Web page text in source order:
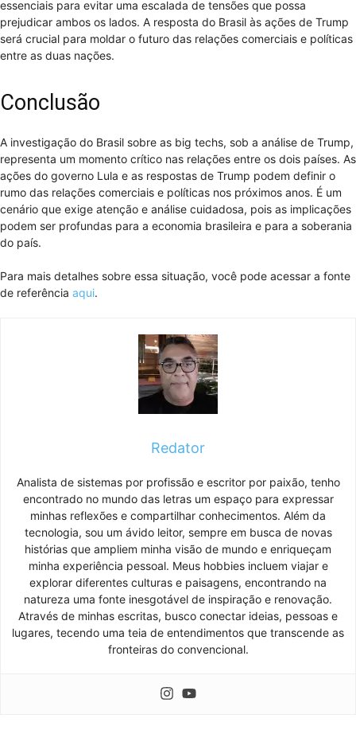
essenciais para evitar uma escalada de tensões que possa
prejudicar ambos os lados. A resposta do Brasil às ações de Trump
será crucial para moldar o futuro das relações comerciais e políticas
entre as duas nações.
Conclusão
A investigação do Brasil sobre as big techs, sob a análise de Trump,
representa um momento crítico nas relações entre os dois países. As
ações do governo Lula e as respostas de Trump podem definir o
rumo das relações comerciais e políticas nos próximos anos. É um
cenário que exige atenção e análise cuidadosa, pois as implicações
podem ser profundas para a economia brasileira e para a soberania
do país.
Para mais detalhes sobre essa situação, você pode acessar a fonte
de referência aqui.
Redator
Analista de sistemas por profissão e escritor por paixão, tenho
encontrado no mundo das letras um espaço para expressar
minhas reflexões e compartilhar conhecimentos. Além da
tecnologia, sou um ávido leitor, sempre em busca de novas
histórias que ampliem minha visão de mundo e enriqueçam
minha experiência pessoal. Meus hobbies incluem viajar e
explorar diferentes culturas e paisagens, encontrando na
natureza uma fonte inesgotável de inspiração e renovação.
Através de minhas escritas, busco conectar ideias, pessoas e
lugares, tecendo uma teia de entendimentos que transcende as
fronteiras do convencional.